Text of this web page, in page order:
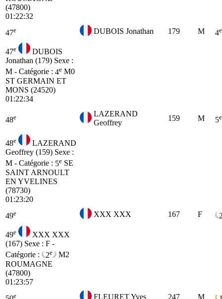
(47800)
01:22:32
47e DUBOIS Jonathan 179 M 4e
47e
DUBOIS
Jonathan (179) Sexe :
M - Catégorie : 4e M0
ST GERMAIN ET
MONS (24520)
01:22:34
48e
LAZERAND
Geoffrey
159 M 5e
48e
LAZERAND
Geoffrey (159) Sexe :
M - Catégorie : 5e SE
SAINT ARNOULT
EN YVELINES
(78730)
01:23:20
49e XXX XXX 167 F
49e
XXX XXX
(167) Sexe : F -
Catégorie :
2e
M2
ROUMAGNE
(47800)
01:23:57
e FLEURET Yves 247 M